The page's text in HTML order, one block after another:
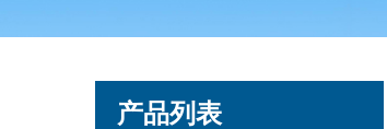
产品列表